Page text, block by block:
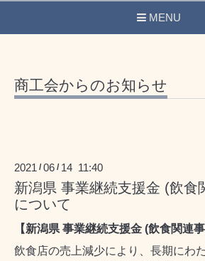
MENU
商工会からのお知らせ
2021 /06 / 14 11:40
新潟県 事業継続支援金 (飲食
について
【新潟県 事業継続支援金 (飲食関連事
飲食店の売上減少により、長期にわ